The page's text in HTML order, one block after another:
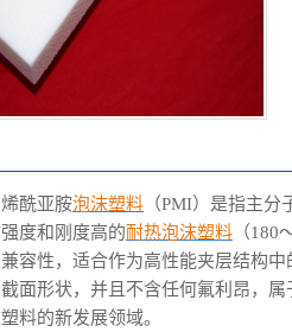
酰亚胺泡沫塑料 （PMI）是指主
度和刚度高的耐热泡沫塑料 （
容性，适合作为高性能夹层结构
面形状，并且不含任何氟利昂，
料的新发展领域。